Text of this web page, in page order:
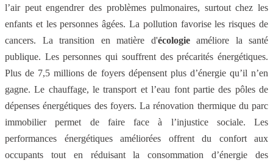
l’air peut engendrer des problèmes pulmonaires, surtout chez les
enfants et les personnes âgées. La pollution favorise les risques de
cancers. La transition en matière d'écologieaméliore la santé
publique. Les personnes qui souffrent des précarités énergétiques.
Plus de 7,5 millions de foyers dépensent plus d’énergie qu’il n’en
gagne. Le chauffage, le transport et l’eau font partie des pôles de
dépenses énergétiques des foyers. La rénovation thermique du parc
immobilier permet de faire face à l’injustice sociale. Les
performances énergétiques améliorées offrent du confort aux
occupants tout en réduisant la consommation d’énergie des